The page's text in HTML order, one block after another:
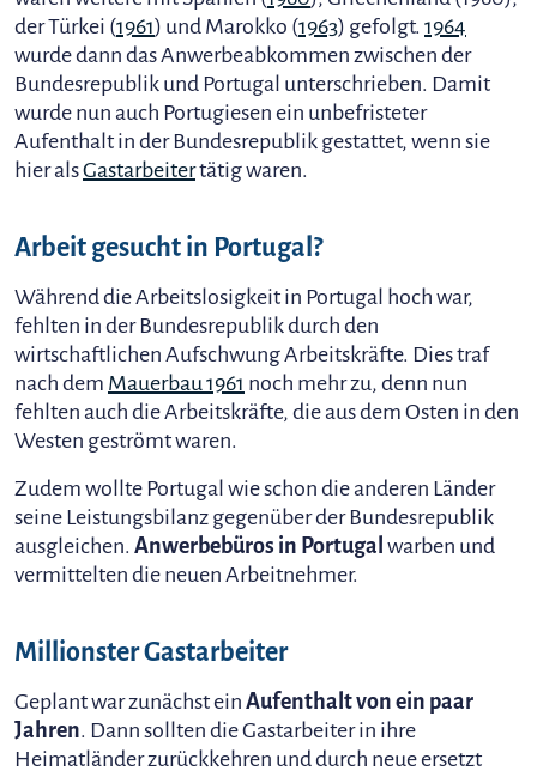
der Türkei (1961) und Marokko (1963) gefolgt. 1964
wurde dann das Anwerbeabkommen zwischen der
Bundesrepublik und Portugal unterschrieben. Damit
wurde nun auch Portugiesen ein unbefristeter
Aufenthalt in der Bundesrepublik gestattet, wenn sie
hier alsGastarbeitertätig waren.
Arbeit gesucht in Portugal?
Während die Arbeitslosigkeit in Portugal hoch war,
fehlten in der Bundesrepublik durch den
wirtschaftlichen Aufschwung Arbeitskräfte. Dies traf
nach dem Mauerbau 1961 noch mehr zu, denn nun
fehlten auch die Arbeitskräfte, die aus dem Osten in den
Westen geströmt waren.
Zudem wollte Portugal wie schon die anderen Länder
seine Leistungsbilanz gegenüber der Bundesrepublik
ausgleichen. Anwerbebüros in Portugal warben und
vermittelten die neuen Arbeitnehmer.
Millionster Gastarbeiter
Geplant war zunächst ein Aufenthalt von ein paar
Jahren. Dann sollten die Gastarbeiter in ihre
Heimatländer zurückkehren und durch neue ersetzt